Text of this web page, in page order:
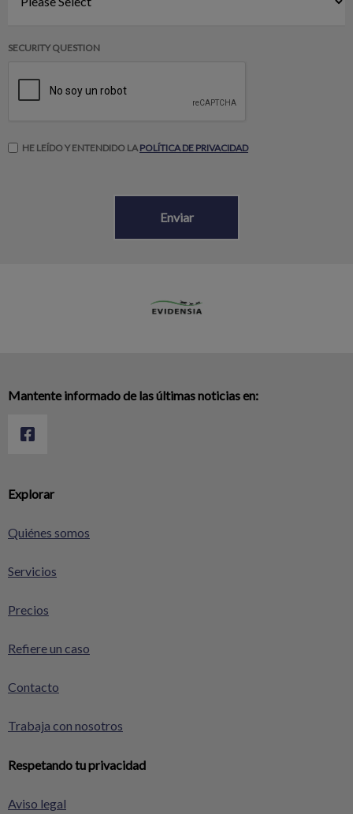
SECURITY QUESTION
HE LEÍDO Y ENTENDIDO LAPOLÍTICA DE PRIVACIDAD
Explorar
Quiénes somos
Servicios
Precios
Refiere un caso
Contacto
Trabaja con nosotros
Respetando tu privacidad
Aviso legal
Mantente informado de las últimas noticias en: